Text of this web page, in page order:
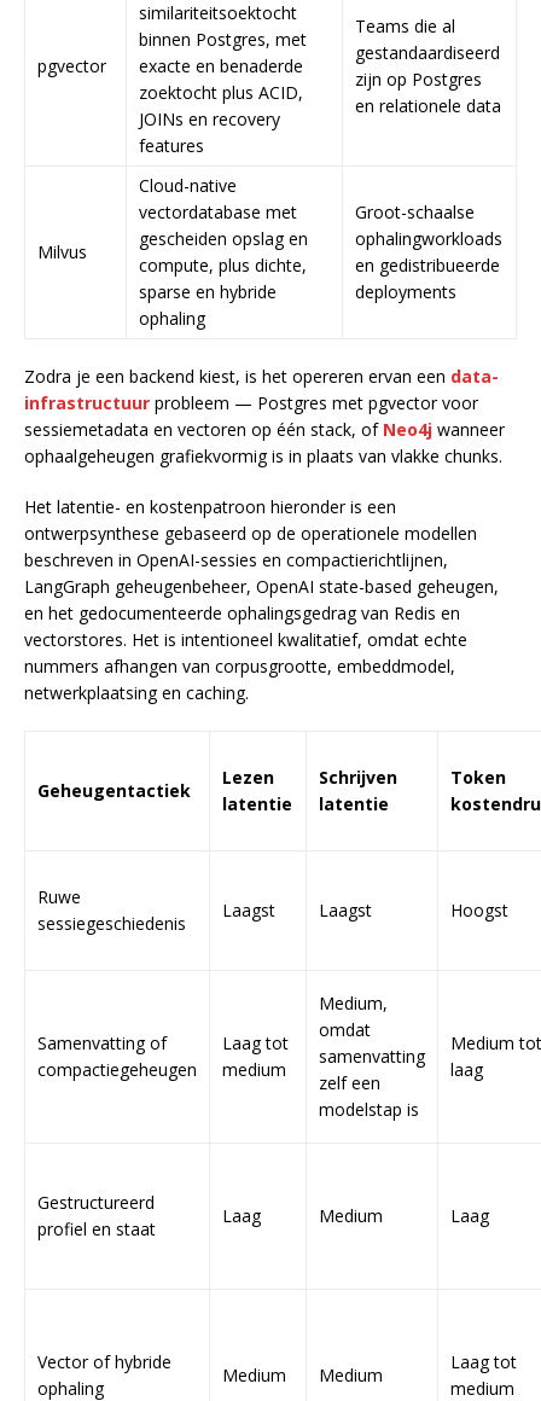
pgvector
similariteitsoektocht
binnen Postgres, met
exacte en benaderde
zoektocht plus ACID,
JOINs en recovery
features
Teams die al
gestandaardiseerd
zijn op Postgres
en relationele data
Milvus
Cloud-native
vectordatabase met
gescheiden opslag en
compute, plus dichte,
sparse en hybride
ophaling
Groot-schaalse
ophalingworkloads
en gedistribueerde
deployments
Zodra je een backend kiest, is het opereren ervan een data-
infrastructuur probleem — Postgres met pgvector voor
sessiemetadata en vectoren op één stack, of Neo4j wanneer
ophaalgeheugen grafiekvormig is in plaats van vlakke chunks.
Het latentie- en kostenpatroon hieronder is een
ontwerpsynthese gebaseerd op de operationele modellen
beschreven in OpenAI-sessies en compactierichtlijnen,
LangGraph geheugenbeheer, OpenAI state-based geheugen,
en het gedocumenteerde ophalingsgedrag van Redis en
vectorstores. Het is intentioneel kwalitatief, omdat echte
nummers afhangen van corpusgrootte, embeddmodel,
netwerkplaatsing en caching.
Geheugentactiek
Lezen
latentie
Schrijven
latentie
Token
Ruwe
sessiegeschiedenis
Laagst Laagst Hoogst
Samenvatting of
compactiegeheugen
Laag tot
medium
Medium,
omdat
samenvatting
zelf een
modelstap is
Medium tot
laag
Gestructureerd
profiel en staat
Laag Medium Laag
Vector of hybride
ophaling
Medium Medium
Laag tot
medium